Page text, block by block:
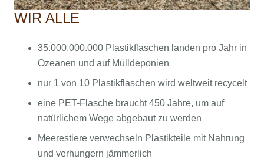
WIR ALLE
35.000.000.000 Plastikflaschen landen pro Jahr in
Ozeanen und auf Mülldeponien
nur 1 von 10 Plastikflaschen wird weltweit recycelt
eine PET-Flasche braucht 450 Jahre, um auf
natürlichem Wege abgebaut zu werden
Meerestiere verwechseln Plastikteile mit Nahrung
und verhungern jämmerlich